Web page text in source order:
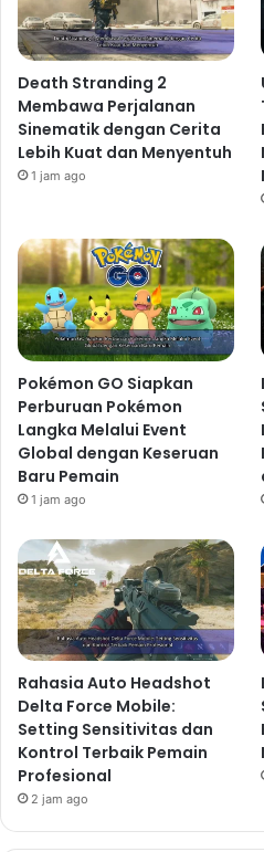
Death Stranding 2
Membawa Perjalanan
Sinematik dengan Cerita
Lebih Kuat dan Menyentuh
1 jam ago
Pokémon GO Siapkan
Perburuan Pokémon
Langka Melalui Event
Global dengan Keseruan
Baru Pemain
1 jam ago
Rahasia Auto Headshot
Delta Force Mobile:
Setting Sensitivitas dan
Kontrol Terbaik Pemain
Profesional
2 jam ago